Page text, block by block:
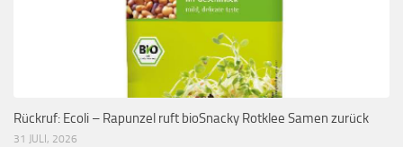
Rückruf: Ecoli – Rapunzel ruft bioSnacky Rotklee Samen zurück
31 JULI, 2026